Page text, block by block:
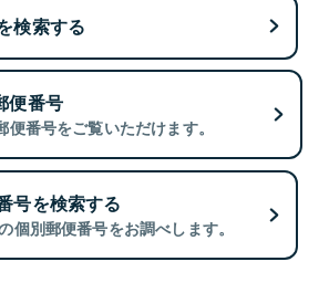
検索する
便番号
番号をご覧いただけます。
号を検索する
個別郵便番号をお調べします。